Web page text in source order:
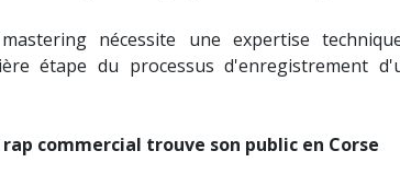
nécessite une expertise
étape du processus d'enregistrement
commercial trouve son public en Corse